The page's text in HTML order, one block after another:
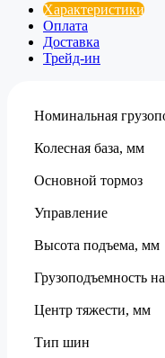
Характеристики
Оплата
Доставка
Трейд-ин
Номинальная
Колесная база, мм
Основной тормоз
Управление
Высота подъема, мм
Грузоподъемность
Центр тяжести, мм
Тип шин